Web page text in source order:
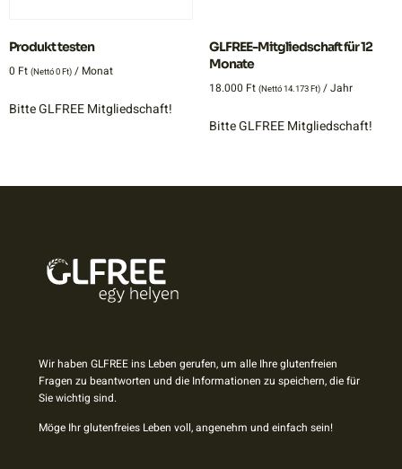
Produkt testen
0 Ft (Nettó0Ft) / Monat
Bitte GLFREE Mitgliedschaft!
GLFREE-Mitgliedschaft für 12
Monate
18.000 Ft (Nettó14.173Ft) / Jahr
Bitte GLFREE Mitgliedschaft!
Wir haben GLFREE ins Leben gerufen, um alle Ihre glutenfreien
Fragen zu beantworten und die Informationen zu speichern, die für
Sie wichtig sind.
Möge Ihr glutenfreies Leben voll, angenehm und einfach sein!